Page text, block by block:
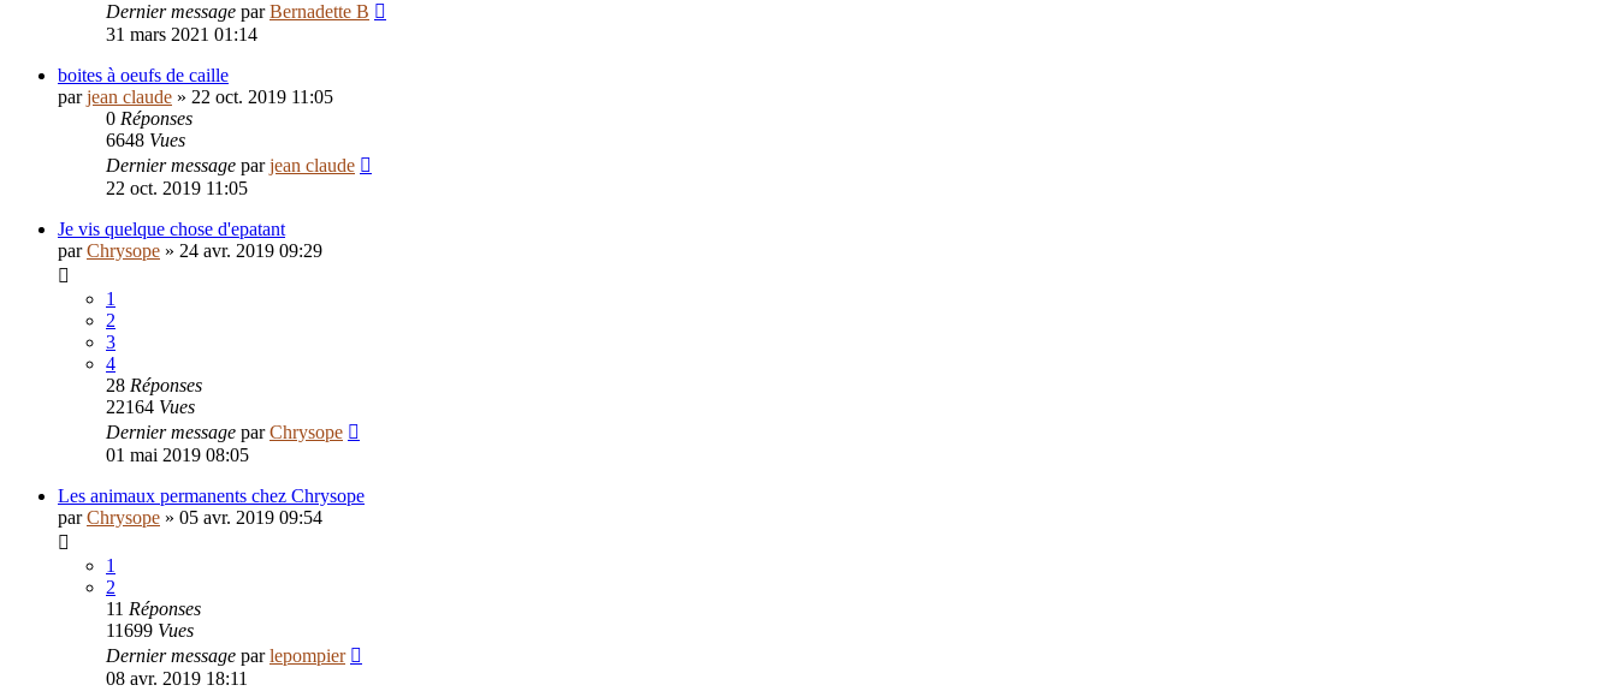
Dernier message parBernadette B
31 mars 2021 01:14
boites à oeufs de caille
parjean claude » 22 oct. 2019 11:05
0 Réponses
6648 Vues
Dernier message parjean claude
22 oct. 2019 11:05
Je vis quelque chose d'epatant
parChrysope » 24 avr. 2019 09:29
1
2
3
4
28 Réponses
22164 Vues
Dernier message parChrysope
01 mai 2019 08:05
Les animaux permanents chez Chrysope
parChrysope » 05 avr. 2019 09:54
1
2
11 Réponses
11699 Vues
Dernier message parlepompier
08 avr. 2019 18:11